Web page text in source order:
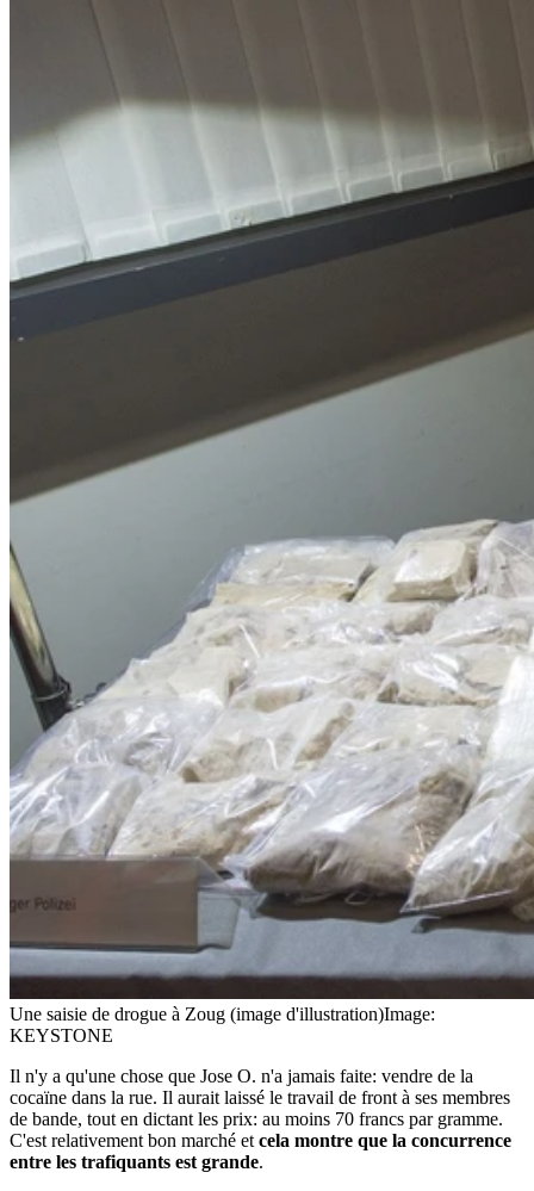
Une saisie de drogue à Zoug (image d'illustration)Image:
KEYSTONE
Il n'y a qu'une chose que Jose O. n'a jamais faite: vendre de la
cocaïne dans la rue. Il aurait laissé le travail de front à ses membres
de bande, tout en dictant les prix: au moins 70 francs par gramme.
C'est relativement bon marché etcela montre que la concurrence
entre les trafiquants est grande.